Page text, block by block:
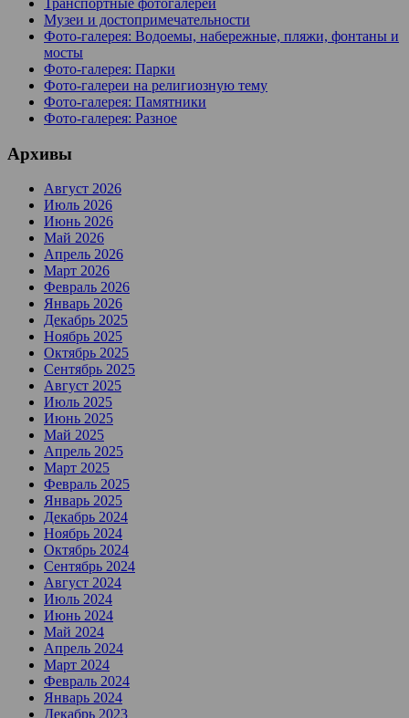
Музеи и достопримечательности
Фото-галерея: Водоемы, набережные, пляжи, фонтаны и
мосты
Фото-галерея: Парки
Фото-галереи на религиозную тему
Фото-галерея: Памятники
Фото-галерея: Разное
Архивы
Август 2026
Июль 2026
Июнь 2026
Май 2026
Апрель 2026
Март 2026
Февраль 2026
Январь 2026
Декабрь 2025
Ноябрь 2025
Октябрь 2025
Сентябрь 2025
Август 2025
Июль 2025
Июнь 2025
Май 2025
Апрель 2025
Март 2025
Февраль 2025
Январь 2025
Декабрь 2024
Ноябрь 2024
Октябрь 2024
Сентябрь 2024
Август 2024
Июль 2024
Июнь 2024
Май 2024
Апрель 2024
Март 2024
Февраль 2024
Январь 2024
Декабрь 2023